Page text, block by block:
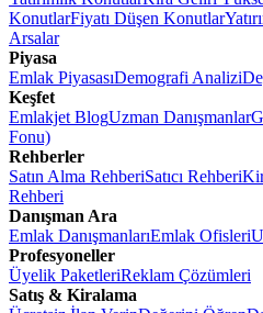
KonutlarFiyatı Düşen Konutlar
Arsalar
Piyasa
Emlak PiyasasıDemografi Analizi
Keşfet
Emlakjet BlogUzman Danışmanlar
Fonu)
Rehberler
Satın Alma RehberiSatıcı Rehberi
Rehberi
Danışman Ara
Emlak DanışmanlarıEmlak Ofisleri
Profesyoneller
Üyelik PaketleriReklam Çözümleri
Satış & Kiralama